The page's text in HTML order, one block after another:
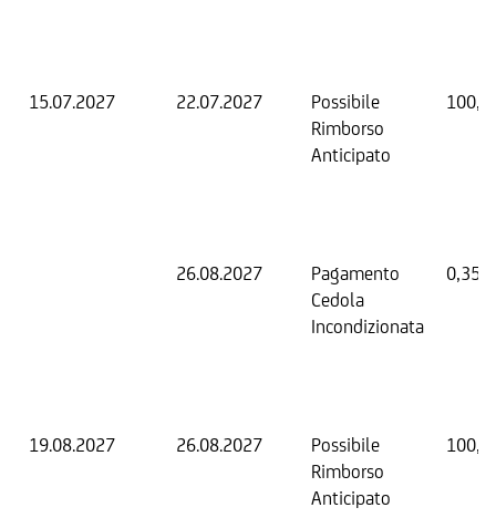
15.07.2027 22.07.2027
Possibile
Rimborso
Anticipato
26.08.2027
Pagamento
Cedola
Incondizionata
0,35
19.08.2027 26.08.2027
Possibile
Rimborso
Anticipato